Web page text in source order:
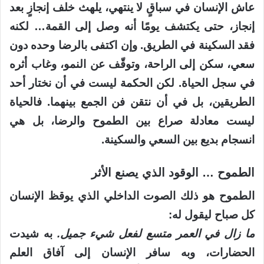
عاش الإنسان في سباقٍ لا ينتهي، يلهث خلف إنجازٍ بعد
إنجاز، حتى يكتشف يومًا أنه وصل إلى القمة… لكنه
فقد السكينة في الطريق. وإن اكتفى بالرضا وحده دون
سعي، سكن إلى الراحة، وتوقّف عن النمو، وغاب أثره
في سجل الحياة. لكن الحكمة ليست في أن نختار أحد
الطريقين، بل في أن نتقن فن الجمع بينهما. فالحياة
ليست معادلة صراع بين الطموح والرضا، بل هي
انسجام بديع بين السعي والسكينة.
الطموح … الوقود الذي يصنع الأثر
الطموح هو ذلك الصوت الداخلي الذي يوقظ الإنسان
كل صباح ليقول له:
ما زال في العمر متسع لفعل شيء جميل.به شيدت
الحضارات، وبه سافر الإنسان إلى آفاق العلم